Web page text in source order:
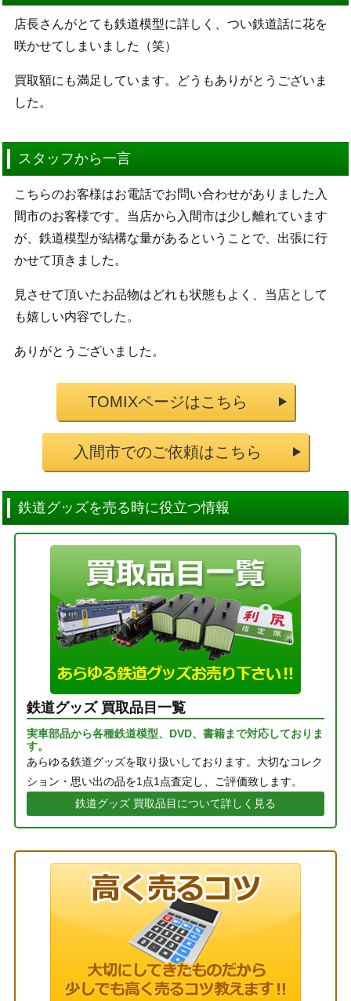
店長さんがとても鉄道模型に詳しく、つい鉄道話に花を
咲かせてしまいました（笑）
買取額にも満足しています。どうもありがとうございま
した。
スタッフから一言
こちらのお客様はお電話でお問い合わせがありました入
間市のお客様です。当店から入間市は少し離れています
が、鉄道模型が結構な量があるということで、出張に行
かせて頂きました。
見させて頂いたお品物はどれも状態もよく、当店として
も嬉しい内容でした。
ありがとうございました。
TOMIXページはこちら
入間市でのご依頼はこちら
鉄道グッズを売る時に役立つ情報
鉄道グッズ 買取品目一覧
実車部品から各種鉄道模型、DVD、書籍まで対応しておりま
す。
あらゆる鉄道グッズを取り扱いしております。大切なコレク
ション・思い出の品を1点1点査定し、ご評価致します。
鉄道グッズ 買取品目について詳しく見る